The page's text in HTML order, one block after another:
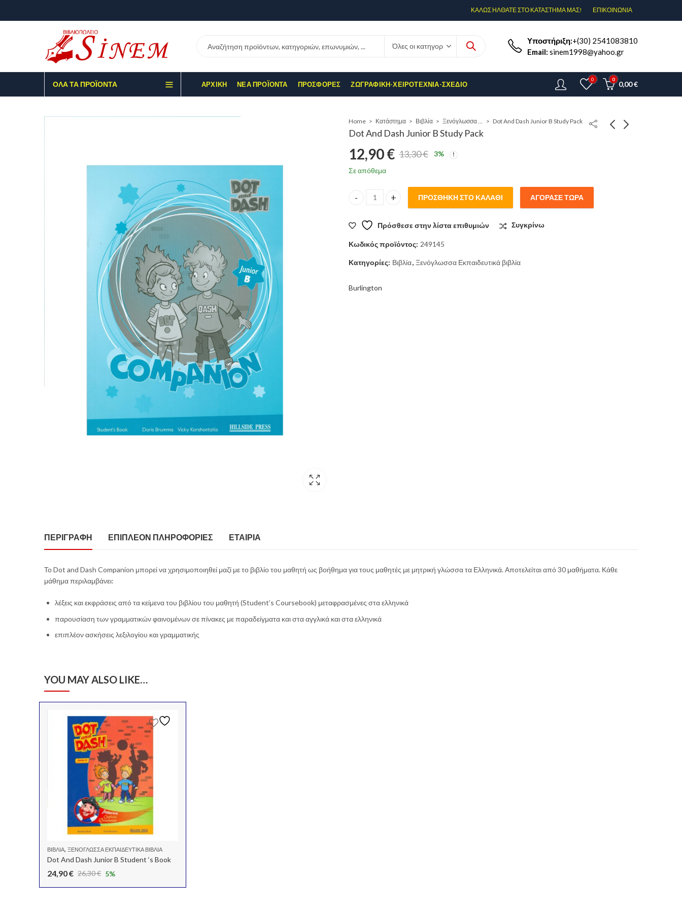
ΚΑΛΩΣ ΗΛΘΑΤΕ ΣΤΟ ΚΑΤΑΣΤΗΜΑ ΜΑΣ! ΕΠΙΚΟΙΝΩΝΊΑ
Υποστήριξη:+(30) 2541083810
Email: sinem1998@yahoo.gr
ΌΛΑ ΤΑ ΠΡΟΪΌΝΤΑ ΑΡΧΙΚΉ ΝΈΑ ΠΡΟΪΌΝΤΑ ΠΡΟΣΦΟΡΈΣ ΖΩΓΡΑΦΙΚΉ-ΧΕΙΡΟΤΕΧΝΊΑ-ΣΧΈΔΙΟ
0 0
0,00€
Home Κατάστημα Βιβλία Ξενόγλωσσα Εκπαιδευτικά βιβλία Dot And Dash Junior B Study Pack
Dot And Dash Junior B Study Pack
13,30€
Original
13,30 €.
12,90€
Η
τρέχουσα
είναι:
12,90 €.
3%
Σε απόθεμα
Dot And Dash Junior B Study Pack quantity
ΠΡΟΣΘΉΚΗ ΣΤΟ ΚΑΛΆΘΙ ΑΓΌΡΑΣΕ ΤΏΡΑ
Πρόσθεσε στην λίστα επιθυμιών Συγκρίνω
Κωδικός προϊόντος: 249145
Κατηγορίες: Βιβλία, Ξενόγλωσσα Εκπαιδευτικά βιβλία
Burlington
ΠΕΡΙΓΡΑΦΉ ΕΠΙΠΛΈΟΝ ΠΛΗΡΟΦΟΡΊΕΣ ΕΤΑΙΡΊΑ
Το Dot and Dash Companion μπορεί να χρησιμοποιηθεί μαζί με το βιβλίο του μαθητή ως βοήθημα για τους μαθητές με μητρική γλώσσα τα Ελληνικά. Αποτελείται από 30 μαθήματα. Κάθε
μάθημα περιλαμβάνει:
λέξεις και εκφράσεις από τα κείμενα του βιβλίου του μαθητή (Student’s Coursebook) μεταφρασμένες στα ελληνικά
παρουσίαση των γραμματικών φαινομένων σε πίνακες με παραδείγματα και στα αγγλικά και στα ελληνικά
επιπλέον ασκήσεις λεξιλογίου και γραμματικής
YOU MAY ALSO LIKE…
ΒΙΒΛΊΑ, ΞΕΝΌΓΛΩΣΣΑ ΕΚΠΑΙΔΕΥΤΙΚΆ ΒΙΒΛΊΑ
Dot And Dash Junior B Student ‘s Book
26,30€
Original
24,90€
Η
5%